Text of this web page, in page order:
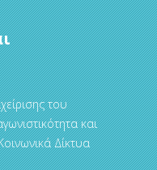
του
και
Δίκτυα